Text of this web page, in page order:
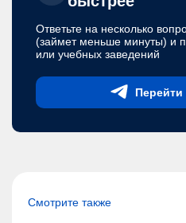
Ответьте на несколько
(займет меньше минуты) и
или учебных заведений
Перейти
Смотрите также